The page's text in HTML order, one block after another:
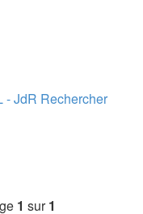
- JdR Rechercher
1 sur1